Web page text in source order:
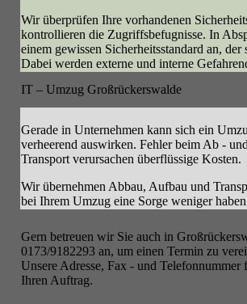
Wir überprüfen Ihre vorhandenen
kontrollieren die Zugriffsbefugnisse. In
einem gewissen Sicherheitsstandard an,
Dabei werden externe und interne
IT – Umzug Großrückerswalde
Gerade in Unternehmen kann sich ein
verheerend auswirken. Fehler beim Ab -
Transport verursachen überflüssige Kosten.
Wir übernehmen Abbau, Aufbau und
bei Ihrem Umzug eine Sorge weniger
Gern betreuen wir Sie auch in
0173/9182293 an, um einen Termin zu
Unsere Adresse, Fax - und Telefonnummer
Ihren Auftrag.